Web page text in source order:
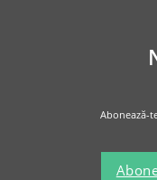
Abonează-